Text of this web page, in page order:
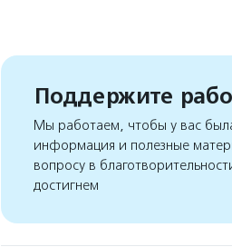
Поддержите
Мы работаем, чтобы у вас
информация и полезные
вопросу в
достигнем